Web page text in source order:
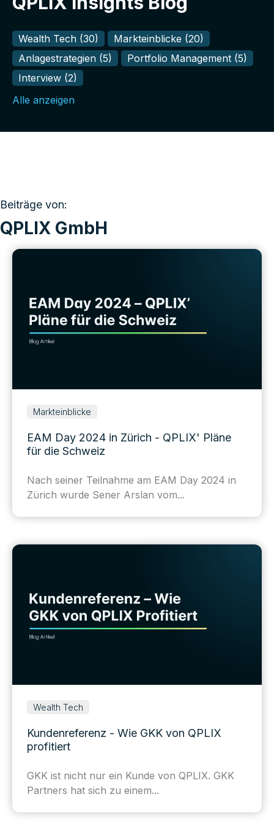
Wealth Tech (30) Markteinblicke (20)
Anlagestrategien (5) Portfolio Management (5)
Interview (2)
Alle anzeigen
Beiträge von:
QPLIX GmbH
Markteinblicke
EAM Day 2024 in Zürich - QPLIX' Pläne
für die Schweiz
Nach seiner Teilnahme am EAM Day 2024 in
Zürich wurde Sener Arslan vom...
Wealth Tech
Kundenreferenz - Wie GKK von QPLIX
profitiert
GKK ist nicht nur ein Kunde von QPLIX. GKK
Partners hat sich zu einem...